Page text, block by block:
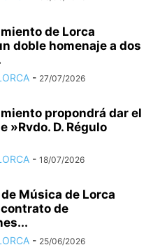
de Lorca
doble homenaje a dos
- 27/07/2026
propondrá dar el
»Rvdo. D. Régulo
- 18/07/2026
Música de Lorca
de
- 25/06/2026